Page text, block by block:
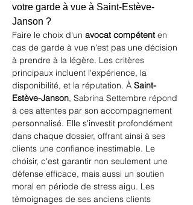
votre garde à vue à Saint-Estève-
Janson ?
Faire le choix d'un avocat compétent en
cas de garde à vue n'est pas une décision
à prendre à la légère. Les critères
principaux incluent l'expérience, la
disponibilité, et la réputation. À Saint-
Estève-Janson, Sabrina Settembre répond
à ces attentes par son accompagnement
personnalisé. Elle s'investit profondément
dans chaque dossier, offrant ainsi à ses
clients une confiance inestimable. Le
choisir, c'est garantir non seulement une
défense efficace, mais aussi un soutien
moral en période de stress aigu. Les
témoignages de ses anciens clients